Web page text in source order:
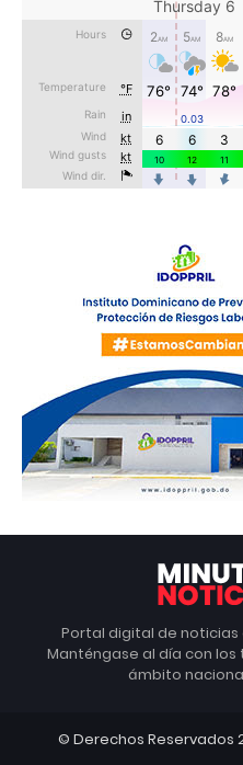
Portal digital de noticias
Manténgase al día con
ámbito
© Derechos Reservados